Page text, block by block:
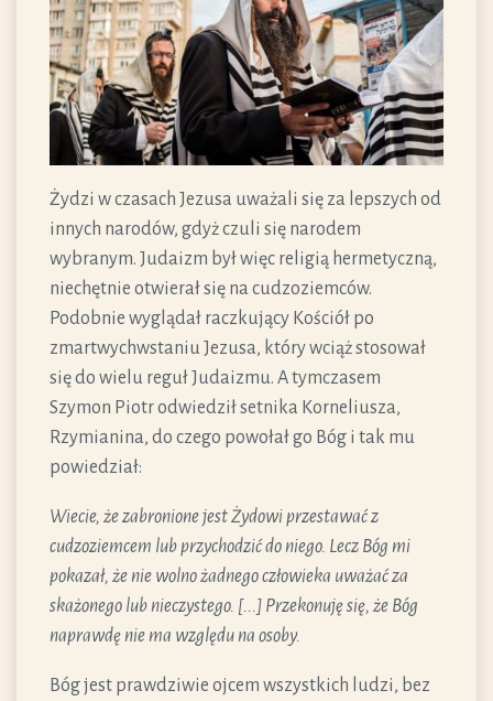
Żydzi w czasach Jezusa uważali się za lepszych od
innych narodów, gdyż czuli się narodem
wybranym. Judaizm był więc religią hermetyczną,
niechętnie otwierał się na cudzoziemców.
Podobnie wyglądał raczkujący Kościół po
zmartwychwstaniu Jezusa, który wciąż stosował
się do wielu reguł Judaizmu. A tymczasem
Szymon Piotr odwiedził setnika Korneliusza,
Rzymianina, do czego powołał go Bóg i tak mu
powiedział:
Wiecie, że zabronione jest Żydowi przestawać z
cudzoziemcem lub przychodzić do niego. Lecz Bóg mi
pokazał, że nie wolno żadnego człowieka uważać za
skażonego lub nieczystego. [...] Przekonuję się, że Bóg
naprawdę nie ma względu na osoby.
Bóg jest prawdziwie ojcem wszystkich ludzi, bez